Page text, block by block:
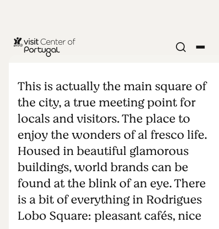
COMER Y BEBER
Plaza
Rodrigues
Lobo
This is actually the main square of
the city, a true meeting point for
locals and visitors. The place to
enjoy the wonders of al fresco life.
Housed in beautiful glamorous
buildings, world brands can be
found at the blink of an eye. There
is a bit of everything in Rodrigues
Lobo Square: pleasant cafés, nice